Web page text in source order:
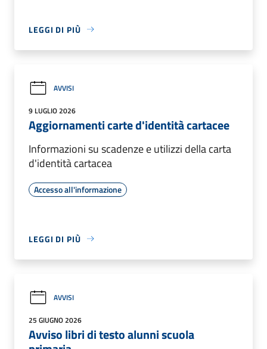
LEGGI DI PIÙ
AVVISI
9 LUGLIO 2026
Aggiornamenti carte d'identità cartacee
Informazioni su scadenze e utilizzi della carta
d'identità cartacea
Accesso all'informazione
LEGGI DI PIÙ
AVVISI
25 GIUGNO 2026
Avviso libri di testo alunni scuola